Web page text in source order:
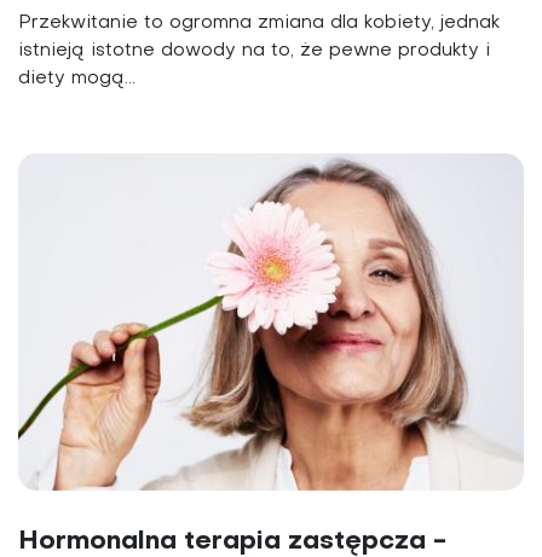
Przekwitanie to ogromna zmiana dla kobiety, jednak
istnieją istotne dowody na to, że pewne produkty i
diety mogą...
Hormonalna terapia zastępcza -